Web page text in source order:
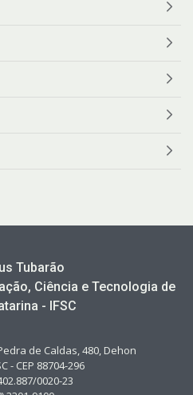
Tubarão
Ciência e Tecnologia de
- IFSC
de Caldas, 480, Dehon
- CEP 88704-296
0020-23